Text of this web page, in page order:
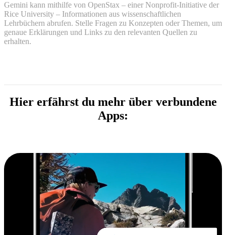
Gemini kann mithilfe von OpenStax – einer Nonprofit-Initiative der
Rice University – Informationen aus wissenschaftlichen
Lehrbüchern abrufen. Stelle Fragen zu Konzepten oder Themen, um
genaue Erklärungen und Links zu den relevanten Quellen zu
erhalten.
Hier erfährst du mehr über verbundene
Apps: